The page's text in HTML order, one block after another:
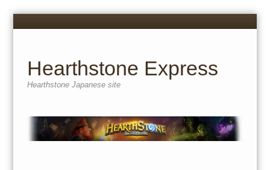
Menu
Hearthstone Express
Hearthstone Japanese site